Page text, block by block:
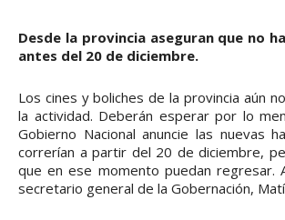
Desde la provincia aseguran que no
antes del 20 de diciembre.
Los cines y boliches de la provincia aún
la actividad. Deberán esperar por lo
Gobierno Nacional anuncie las nuevas
correrían a partir del 20 de diciembre,
que en ese momento puedan regresar.
secretario general de la Gobernación,